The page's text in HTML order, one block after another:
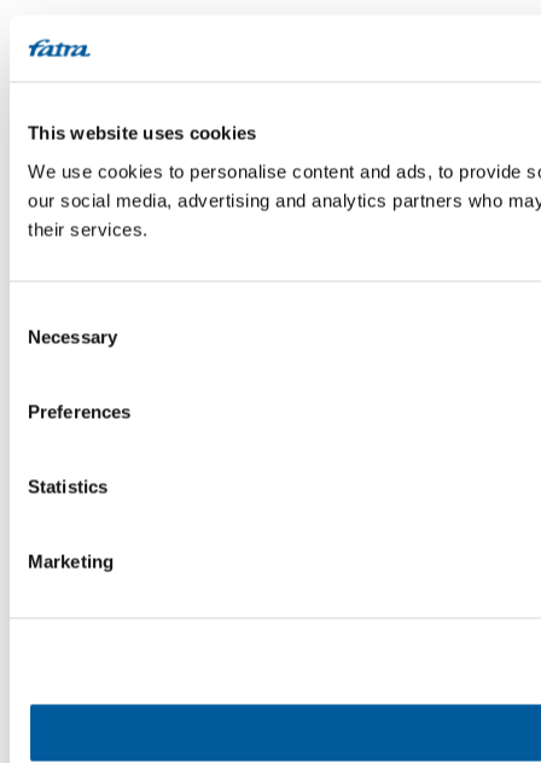
This website uses cookies
We use cookies to personalise content and ads, to provide
our social media, advertising and analytics partners who
their services.
Selection
Necessary
Preferences
Statistics
Marketing